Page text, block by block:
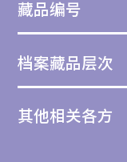
致。本作品大
藏品编号
档案藏品层次
其他相关各方